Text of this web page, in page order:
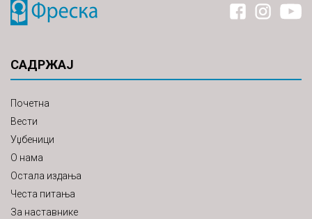
САДРЖАЈ
Почетна
Вести
Уџбеници
О нама
Остала издања
Честа питања
За наставнике